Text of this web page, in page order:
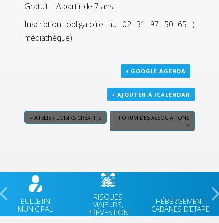
Gratuit – A partir de 7 ans.
Inscription obligatoire au 02 31 97 50 65 (
médiathèque)
+ GOOGLE AGENDA
+ AJOUTER À ICALENDAR
« ATELIER LOISIRS CRÉATIFS
FORUM DES ASSOCIATIONS
»
BULLETIN
MUNICIPAL
RISQUES
MAJEURS,
PRÉVENTION
HÉBERGEMENT
CABANES D’ÉTAPE